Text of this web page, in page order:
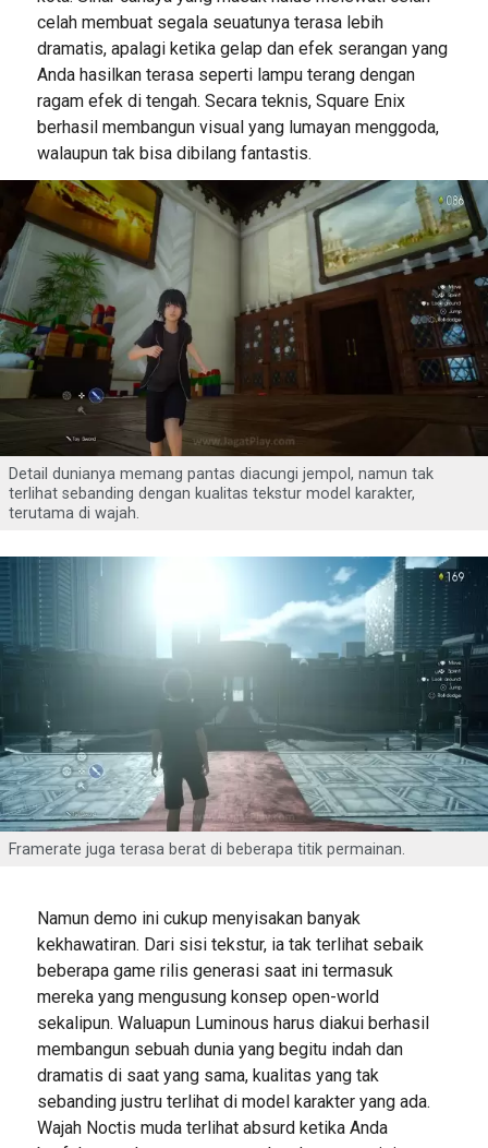
celah membuat segala seuatunya terasa lebih
dramatis, apalagi ketika gelap dan efek serangan yang
Anda hasilkan terasa seperti lampu terang dengan
ragam efek di tengah. Secara teknis, Square Enix
berhasil membangun visual yang lumayan menggoda,
walaupun tak bisa dibilang fantastis.
Detail dunianya memang pantas diacungi jempol, namun tak
terlihat sebanding dengan kualitas tekstur model karakter,
terutama di wajah.
Framerate juga terasa berat di beberapa titik permainan.
Namun demo ini cukup menyisakan banyak
kekhawatiran. Dari sisi tekstur, ia tak terlihat sebaik
beberapa game rilis generasi saat ini termasuk
mereka yang mengusung konsep open-world
sekalipun. Waluapun Luminous harus diakui berhasil
membangun sebuah dunia yang begitu indah dan
dramatis di saat yang sama, kualitas yang tak
sebanding justru terlihat di model karakter yang ada.
Wajah Noctis muda terlihat absurd ketika Anda